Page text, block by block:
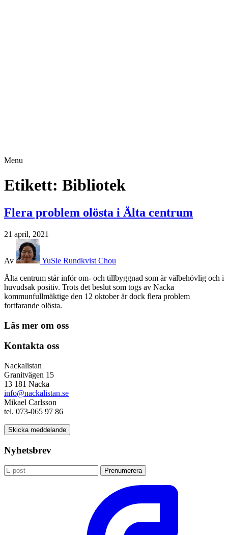
Menu
Etikett: Bibliotek
Flera problem olösta i Älta centrum
21 april, 2021
Av
YuSie Rundkvist Chou
Älta centrum står inför om- och tillbyggnad som är välbehövlig och i
huvudsak positiv. Trots det beslut som togs av Nacka
kommunfullmäktige den 12 oktober är dock flera problem
fortfarande olösta.
Läs mer om oss
Kontakta oss
Nackalistan
Granitvägen 15
13 181 Nacka
info@nackalistan.se
Mikael Carlsson
tel. 073-065 97 86
Skicka meddelande
Nyhetsbrev
Prenumerera